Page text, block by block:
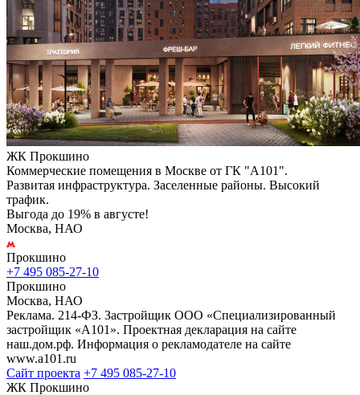
ЖК Прокшино
Коммерческие помещения в Москве от ГК "А101".
Развитая инфраструктура. Заселенные районы. Высокий
трафик.
Выгода до 19% в августе!
Москва, НАО
Прокшино
+7 495 085-27-10
Прокшино
Москва, НАО
Реклама. 214-ФЗ. Застройщик ООО «Специализированный
застройщик «А101». Проектная декларация на сайте
наш.дом.рф. Информация о рекламодателе на сайте
www.a101.ru
Сайт проекта +7 495 085-27-10
ЖК Прокшино